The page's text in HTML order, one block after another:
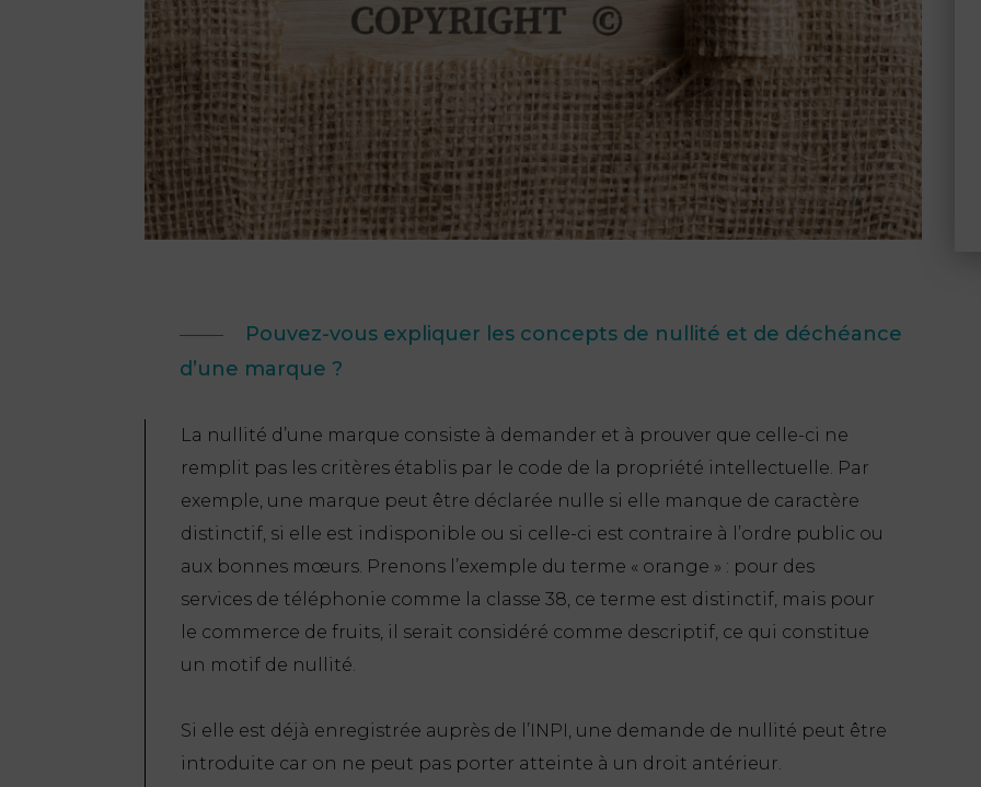
Pouvez-vous expliquer les concepts de nullité et de déchéance
d’une marque ?
La nullité d’une marque consiste à demander et à prouver que celle-ci ne
remplit pas les critères établis par le code de la propriété intellectuelle. Par
exemple, une marque peut être déclarée nulle si elle manque de caractère
distinctif, si elle est indisponible ou si celle-ci est contraire à l’ordre public ou
aux bonnes mœurs. Prenons l’exemple du terme « orange » : pour des
services de téléphonie comme la classe 38, ce terme est distinctif, mais pour
le commerce de fruits, il serait considéré comme descriptif, ce qui constitue
un motif de nullité.
Si elle est déjà enregistrée auprès de l’INPI, une demande de nullité peut être
introduite car on ne peut pas porter atteinte à un droit antérieur.